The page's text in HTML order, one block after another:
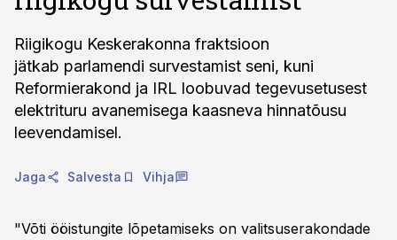
Riigikogu Keskerakonna fraktsioon
jätkab parlamendi survestamist seni, kuni
Reformierakond ja IRL loobuvad tegevusetusest
elektrituru avanemisega kaasneva hinnatõusu
leevendamisel.
Jaga Salvesta Vihja
"Võti ööistungite lõpetamiseks on valitsuserakondade